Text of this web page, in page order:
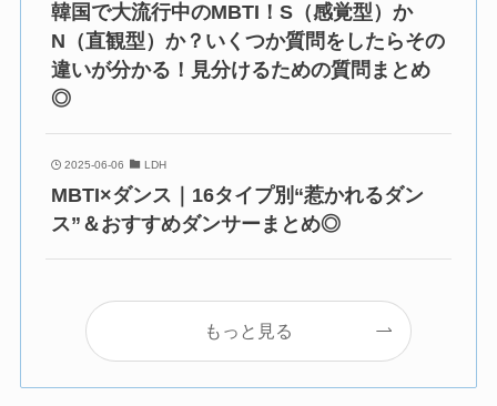
韓国で大流行中のMBTI！S（感覚型）か
N（直観型）か？いくつか質問をしたらその
違いが分かる！見分けるための質問まとめ
◎
2025-06-06 LDH
MBTI×ダンス｜16タイプ別“惹かれるダン
ス”＆おすすめダンサーまとめ◎
もっと見る